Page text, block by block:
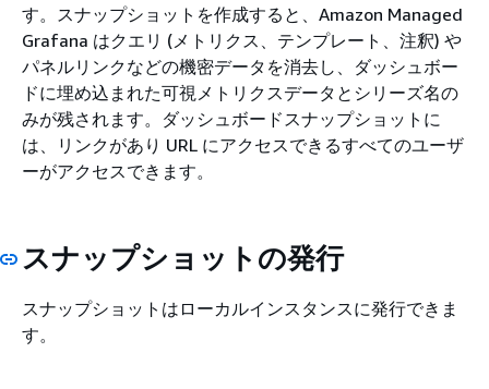
す。スナップショットを作成すると、Amazon Managed
Grafana はクエリ (メトリクス、テンプレート、注釈) や
パネルリンクなどの機密データを消去し、ダッシュボー
ドに埋め込まれた可視メトリクスデータとシリーズ名の
みが残されます。ダッシュボードスナップショットに
は、リンクがあり URL にアクセスできるすべてのユーザ
ーがアクセスできます。
スナップショットの発行
スナップショットはローカルインスタンスに発行できま
す。